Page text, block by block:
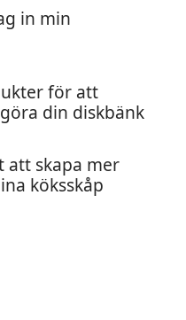
in min
för att
din diskbänk
att skapa mer
köksskåp